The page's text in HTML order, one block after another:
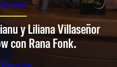
SHOW
y Liliana Villaseñor
con Rana Fonk.